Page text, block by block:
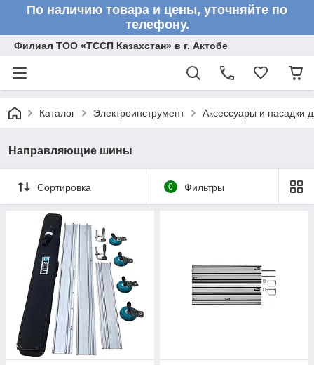
По наличию товара и цены, уточняйте по
телефону.
Филиал ТОО «ТССП Казахстан» в г. Актобе
Каталог Электроинструмент Аксессуары и насадки
Направляющие шины
Сортировка 0 Фильтры